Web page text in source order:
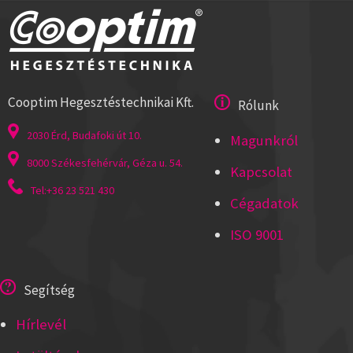
Cooptim Hegesztéstechnikai Kft.
2030 Érd, Budafoki út 10.
8000 Székesfehérvár, Géza u. 54.
Tel:+36 23 521 430
Rólunk
Magunkról
Kapcsolat
Cégadatok
ISO 9001
Segítség
Hírlevél